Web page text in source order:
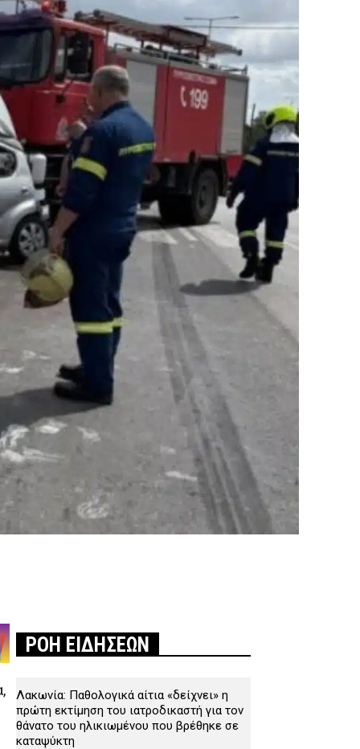
ΡΟΗ ΕΙΔΗΣΕΩΝ
Λακωνία: Παθολογικά αίτια «δείχνει» η
πρώτη εκτίμηση του ιατροδικαστή για τον
θάνατο του ηλικιωμένου που βρέθηκε σε
καταψύκτη